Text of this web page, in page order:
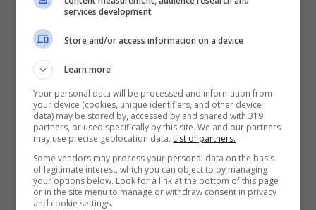
Cane da pastore di Beauce. (Foto AdobeStock)
È equilibrato, sensibile,intelligente,
services development
Store and/or access information on a device
Learn more
Your personal data will be processed and information from
your device (cookies, unique identifiers, and other device
data) may be stored by, accessed by and shared with 319
partners, or used specifically by this site. We and our partners
may use precise geolocation data. List of partners.
Some vendors may process your personal data on the basis
of legitimate interest, which you can object to by managing
your options below. Look for a link at the bottom of this page
or in the site menu to manage or withdraw consent in privacy
and cookie settings.